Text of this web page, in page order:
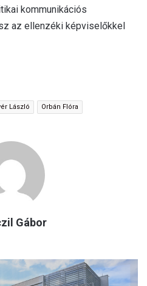
kommunikációs
az ellenzéki képviselőkkel
László Orbán Flóra
Gábor